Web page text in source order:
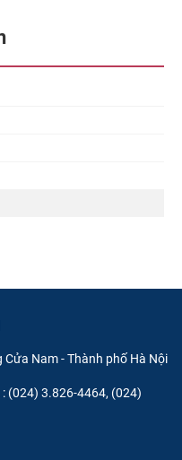
Cửa Nam - Thành phố Hà Nội
(024) 3.826-4464, (024)